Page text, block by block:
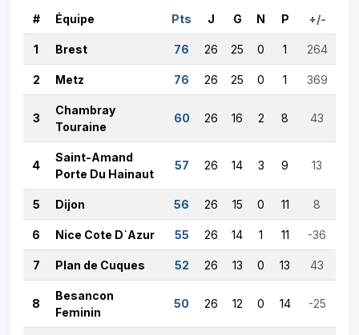
# Équipe Pts J G N P +/-
1 Brest 76 26 25 0 1 264
2 Metz 76 26 25 0 1 369
3
Chambray
Touraine
60 26 16 2 8 43
4
Saint-Amand
Porte Du Hainaut
57 26 14 3 9 13
5 Dijon 56 26 15 0 11 8
6 Nice Cote D`Azur 55 26 14 1 11 -36
7 Plan de Cuques 52 26 13 0 13 43
8
Besancon
Feminin
50 26 12 0 14 -25